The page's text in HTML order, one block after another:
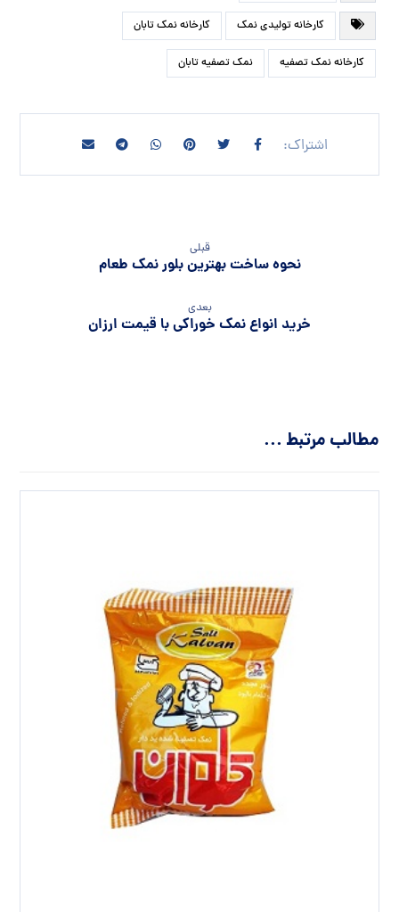
کارخانه تولیدی نمک کارخانه نمک تابان
کارخانه نمک تصفیه نمک تصفیه تابان
قبلی
نحوه ساخت بهترین بلور نمک طعام
بعدی
خرید انواع نمک خوراکی با قیمت ارزان
مطالب مرتبط ...